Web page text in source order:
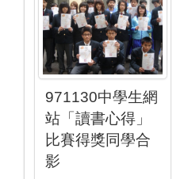
971130中學生網
站「讀書心得」
比賽得獎同學合
影